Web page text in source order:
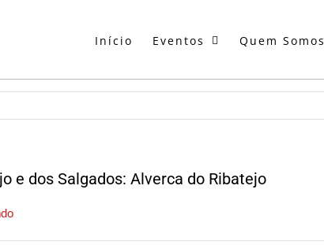
Início Eventos Quem Somos
e dos Salgados: Alverca do Ribatejo